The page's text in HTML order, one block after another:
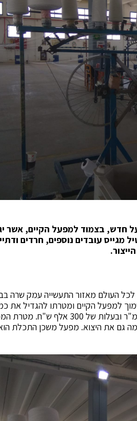
חדש, בצמוד למפעל הקיים, אשר
מגייס עובדים נוספים, חרדים
לכל העולם מאזור התעשייה עמק שרה
למפעל הקיים ומטרתו להגדיל את
הציציות בעבודת יד. המפעל החדש נבנה על שטח של 1,500 מ"ר
בייצור הציציות ובהלימה גם את היצוא. מפעל משכן התכלת